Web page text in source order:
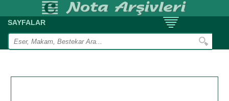
SAYFALAR